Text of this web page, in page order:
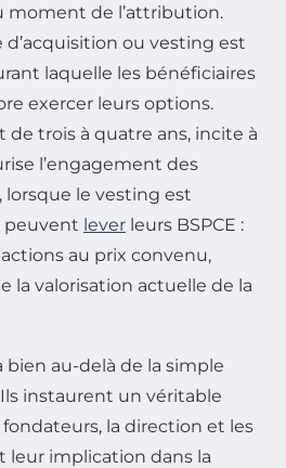
moment de l’attribution.
ou vesting est
laquelle les bénéficiaires
exercer leurs options.
de trois à quatre ans, incite à
l’engagement des
lorsque le vesting est
peuvent lever leurs BSPCE :
au prix convenu,
la valorisation actuelle de la
bien au-delà de la simple
instaurent un véritable
la direction et les
leur implication dans la